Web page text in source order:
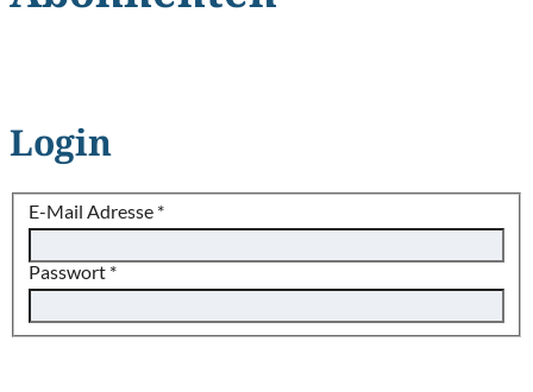
Login
E-Mail Adresse *
Passwort *